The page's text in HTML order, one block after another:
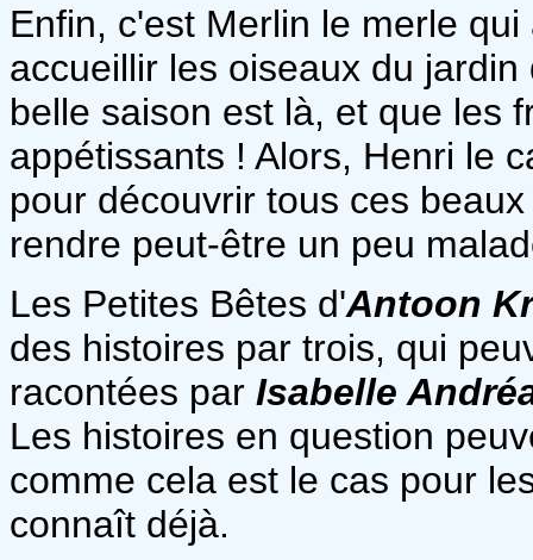
Enfin, c'est Merlin le merle
accueillir les oiseaux du
belle saison est là, et que les
appétissants ! Alors, Henri le
pour découvrir tous ces
rendre peut-être un peu
Les Petites Bêtes d'Antoon
des histoires par trois, qui
racontées par Isabelle
Les histoires en question
comme cela est le cas pour
connaît déjà.